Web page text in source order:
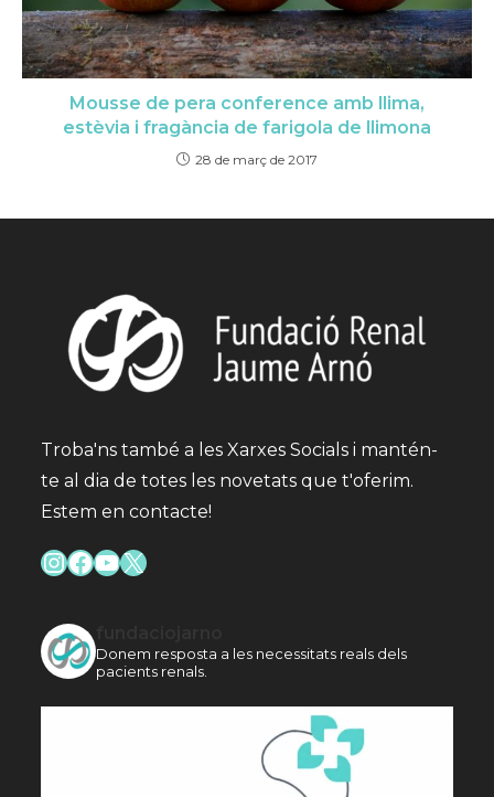
Mousse de pera conference amb llima,
estèvia i fragància de farigola de llimona
28 de març de 2017
Troba'ns també a les Xarxes Socials i mantén-
te al dia de totes les novetats que t'oferim.
Estem en contacte!
Instagram
Facebook
YouTube
X
Donem resposta a les necessitats reals dels
pacients renals.